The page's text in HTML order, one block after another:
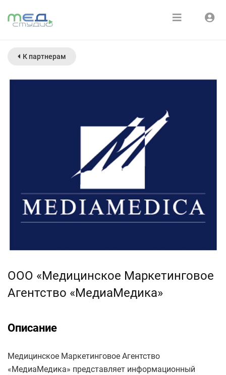
К партнерам
ООО «Медицинское Маркетинговое
Агентство «МедиаМедика»
Описание
Медицинское Маркетинговое Агентство
«МедиаМедика» представляет информационный